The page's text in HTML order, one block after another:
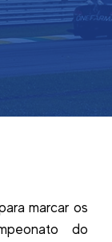
marcar os
do